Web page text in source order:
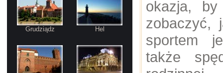
Grudziądz Hel
okazja,
zobaczyć,
sportem
także